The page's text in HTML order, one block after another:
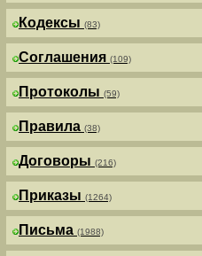
Кодексы (83)
Соглашения (109)
Протоколы (59)
Правила (38)
Договоры (216)
Приказы (1264)
Письма (1988)